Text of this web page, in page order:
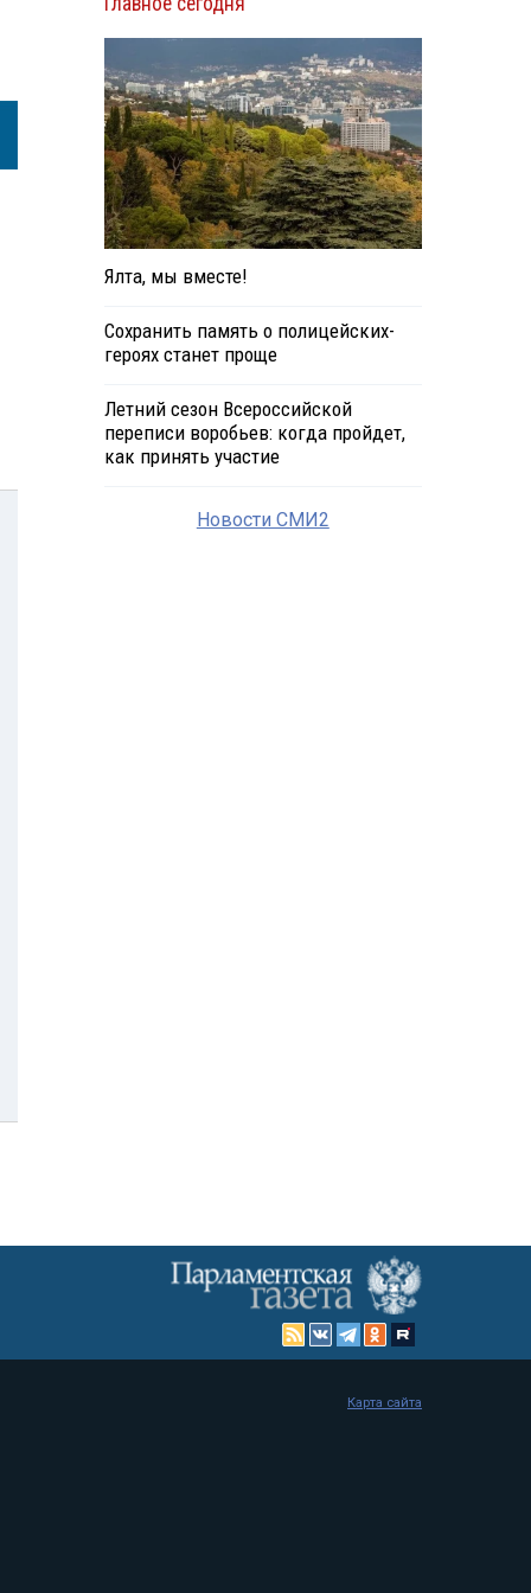
Ялта, мы вместе!
Сохранить память о полицейских-
героях станет проще
Летний сезон Всероссийской
переписи воробьев: когда пройдет,
как принять участие
Новости СМИ2
Карта сайта